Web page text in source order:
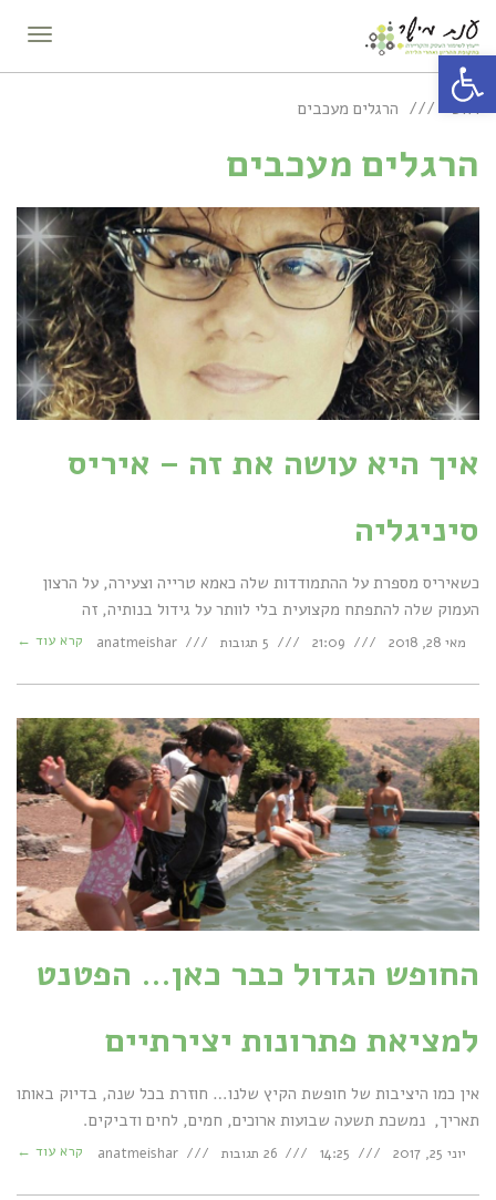
פתח סרגל נגישות
ראשי הרגלים מעכבים
הרגלים מעכבים
איך היא עושה את זה – איריס
סיניגליה
כשאיריס מספרת על ההתמודדות שלה כאמא טרייה וצעירה, על הרצון
העמוק שלה להתפתח מקצועית בלי לוותר על גידול בנותיה, זה
מאי 28, 2018 21:09 5 תגובות anatmeishar קרא עוד ←
החופש הגדול כבר כאן… הפטנט
למציאת פתרונות יצירתיים
אין כמו היציבות של חופשת הקיץ שלנו… חוזרת בכל שנה, בדיוק באותו
תאריך, נמשכת תשעה שבועות ארוכים, חמים, לחים ודביקים.
יוני 25, 2017 14:25 26 תגובות anatmeishar קרא עוד ←